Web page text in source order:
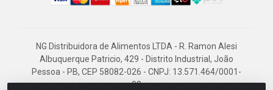
NG Distribuidora de Alimentos LTDA - R. Ramon Alesi
Albuquerque Patricio, 429 - Distrito Industrial, João
Pessoa - PB, CEP 58082-026 - CNPJ: 13.571.464/0001-
08